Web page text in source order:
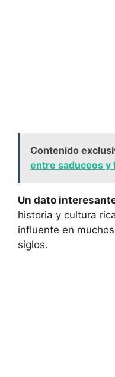
Contenido
entre saduceos y
Un dato
historia y cultura
influente en
siglos.